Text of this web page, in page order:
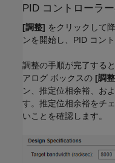
PID コントローラ
[調整] をクリックして
ンを開始し、PID コン
調整の手順が完了すると
アログ ボックスの [調
ン、推定位相余裕、お
す。推定位相余裕をチェ
いことを確認します。